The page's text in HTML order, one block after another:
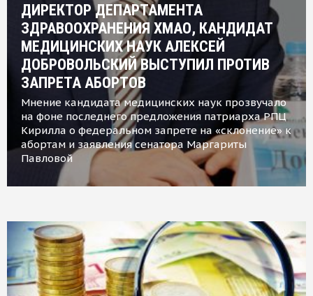
ДИРЕКТОР ДЕПАРТАМЕНТА
ЗДРАВООХРАНЕНИЯ ХМАО, КАНДИДАТ
МЕДИЦИНСКИХ НАУК АЛЕКСЕЙ
ДОБРОВОЛЬСКИЙ ВЫСТУПИЛ ПРОТИВ
ЗАПРЕТА АБОРТОВ
Мнение кандидата медицинских наук прозвучало
на фоне последнего предложения патриарха РПЦ
Кирилла о федеральном запрете на «склонение» к
абортам и заявления сенатора Маргариты
Павловой